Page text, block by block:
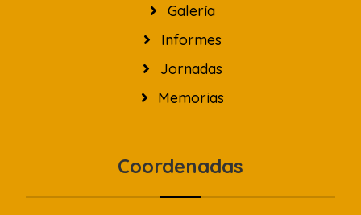
Galería
Informes
Jornadas
Memorias
Coordenadas